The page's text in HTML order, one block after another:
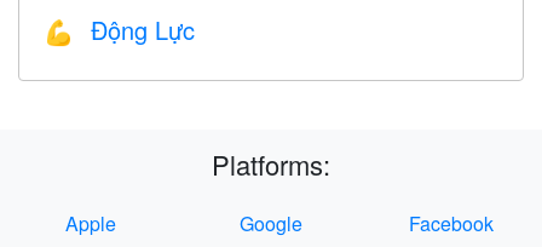
💪 Động Lực
Platforms:
Apple Google
Facebook